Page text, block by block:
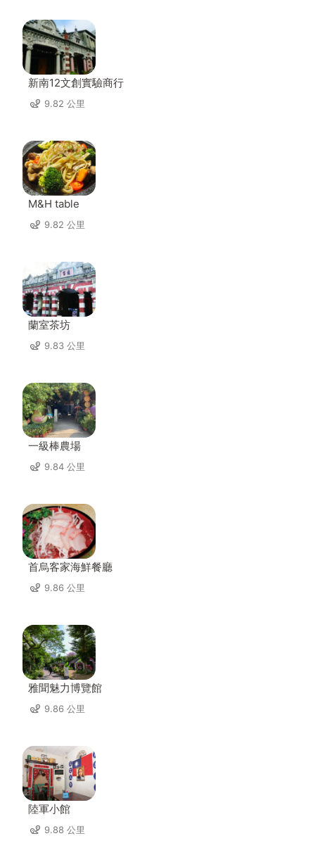
新南12文創實驗商行
9.82 公里
M&H table
9.82 公里
蘭室茶坊
9.83 公里
一級棒農場
9.84 公里
首烏客家海鮮餐廳
9.86 公里
雅聞魅力博覽館
9.86 公里
陸軍小館
9.88 公里